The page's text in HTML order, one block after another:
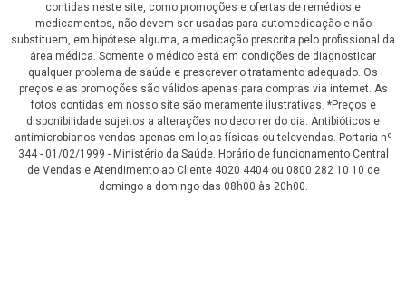
contidas neste site, como promoções e ofertas de remédios e
medicamentos, não devem ser usadas para automedicação e não
substituem, em hipótese alguma, a medicação prescrita pelo profissional da
área médica. Somente o médico está em condições de diagnosticar
qualquer problema de saúde e prescrever o tratamento adequado. Os
preços e as promoções são válidos apenas para compras via internet. As
fotos contidas em nosso site são meramente ilustrativas. *Preços e
disponibilidade sujeitos a alterações no decorrer do dia. Antibióticos e
antimicrobianos vendas apenas em lojas físicas ou televendas. Portaria nº
344 - 01/02/1999 - Ministério da Saúde. Horário de funcionamento Central
de Vendas e Atendimento ao Cliente 4020 4404 ou 0800 282 10 10 de
domingo a domingo das 08h00 às 20h00.